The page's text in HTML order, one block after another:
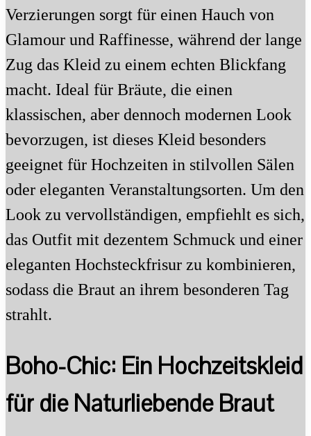
Verzierungen sorgt für einen Hauch von
Glamour und Raffinesse, während der lange
Zug das Kleid zu einem echten Blickfang
macht. Ideal für Bräute, die einen
klassischen, aber dennoch modernen Look
bevorzugen, ist dieses Kleid besonders
geeignet für Hochzeiten in stilvollen Sälen
oder eleganten Veranstaltungsorten. Um den
Look zu vervollständigen, empfiehlt es sich,
das Outfit mit dezentem Schmuck und einer
eleganten Hochsteckfrisur zu kombinieren,
sodass die Braut an ihrem besonderen Tag
strahlt.
Boho-Chic: Ein Hochzeitskleid
für die Naturliebende Braut